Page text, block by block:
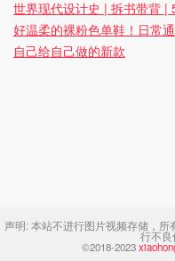
世界现代设计史 | 拆书带背 |
好温柔的裸粉色单鞋！日常
自己给自己做的新款
声明:本站不进行图片视频存储，
行不良
©2018-2023